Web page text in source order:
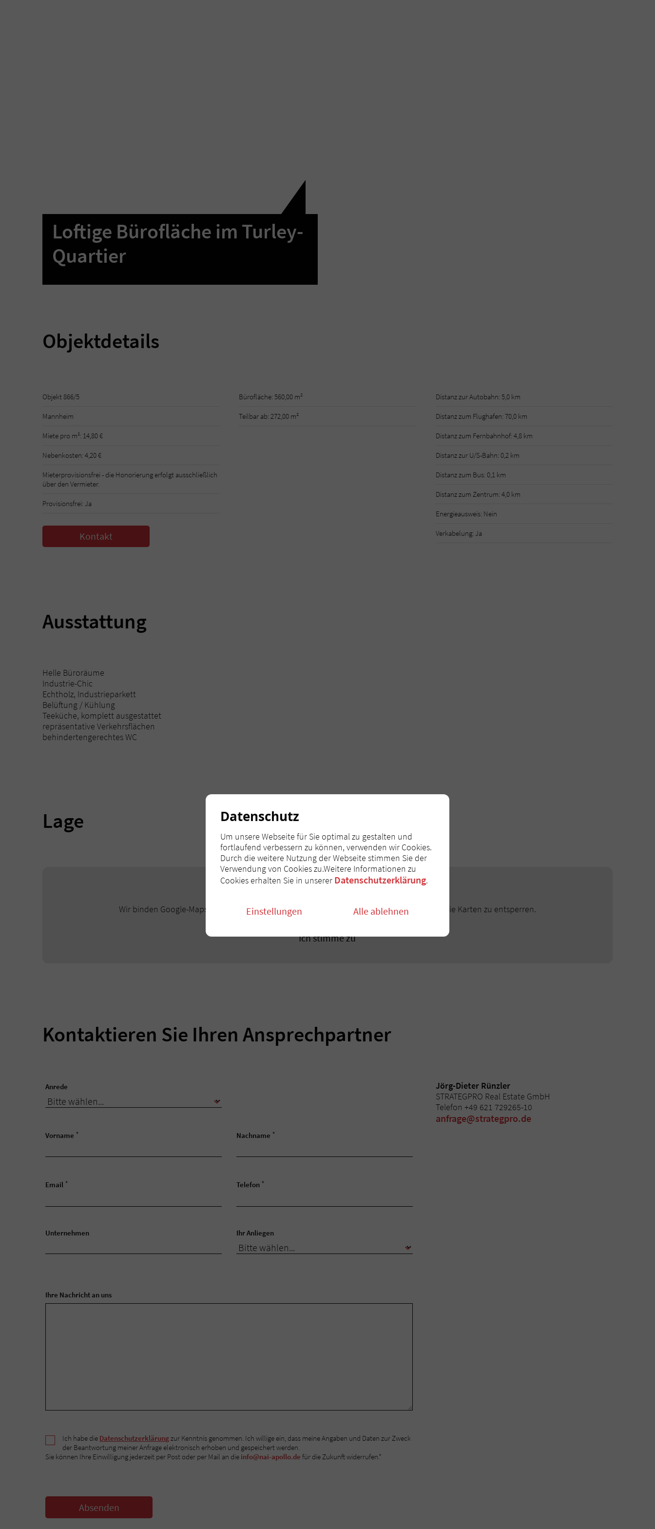
Loftige Bürofläche im Turley-
Quartier
Objektdetails
Objekt 866/5
Mannheim
Miete pro m²: 14,80 €
Nebenkosten: 4,20 €
Mieterprovisionsfrei - die Honorierung erfolgt ausschließlich
über den Vermieter.
Provisionsfrei: Ja
Kontakt
Bürofläche: 560,00 m²
Teilbar ab: 272,00 m²
Distanz zur Autobahn: 5,0 km
Distanz zum Flughafen: 70,0 km
Distanz zum Fernbahnhof: 4,8 km
Distanz zur U/S-Bahn: 0,2 km
Distanz zum Bus: 0,1 km
Distanz zum Zentrum: 4,0 km
Energieausweis: Nein
Verkabelung: Ja
Ausstattung
Helle Büroräume
Industrie-Chic
Echtholz, Industrieparkett
Belüftung / Kühlung
Teeküche, komplett ausgestattet
repräsentative Verkehrsflächen
behindertengerechtes WC
Lage
Google Maps
Wir binden Google-Maps-Karten auf unserer Webseite ein. Erlauben Sie dieses Cookie, um die Karten zu entsperren.
Ich stimme zu
Kontaktieren Sie Ihren Ansprechpartner
Anrede
Vorname * Nachname *
Email * Telefon *
Unternehmen Ihr Anliegen
Ihre Nachricht an uns
Ich habe die Datenschutzerklärung zur Kenntnis genommen. Ich willige ein, dass meine Angaben und Daten zur Zweck
der Beantwortung meiner Anfrage elektronisch erhoben und gespeichert werden.
Sie können Ihre Einwilligung jederzeit per Post oder per Mail an die info@nai-apollo.de für die Zukunft widerrufen.*
Absenden
Jörg-Dieter Rünzler
STRATEGPRO Real Estate GmbH
Telefon +49 621 729265-10
anfrage@strategpro.de
Datenschutz
Um unsere Webseite für Sie optimal zu gestalten und
fortlaufend verbessern zu können, verwenden wir Cookies.
Durch die weitere Nutzung der Webseite stimmen Sie der
Verwendung von Cookies zu.Weitere Informationen zu
Cookies erhalten Sie in unserer Datenschutzerklärung.
Einstellungen Alle ablehnen Alle akzeptieren